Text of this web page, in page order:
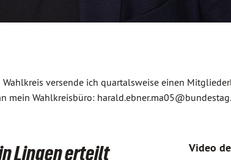
versende ich quartalsweise einen
Wahlkreisbüro:
Lingen erteilt Video